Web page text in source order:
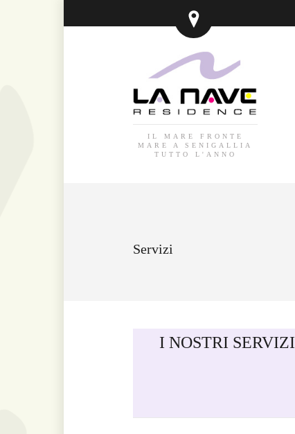
IL MARE FRONTE
MARE A SENIGALLIA
TUTTO L'ANNO
Servizi
I NOSTRI SERVIZI